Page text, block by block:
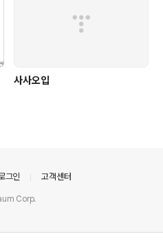
사사오입
그인 고객센터
Corp.